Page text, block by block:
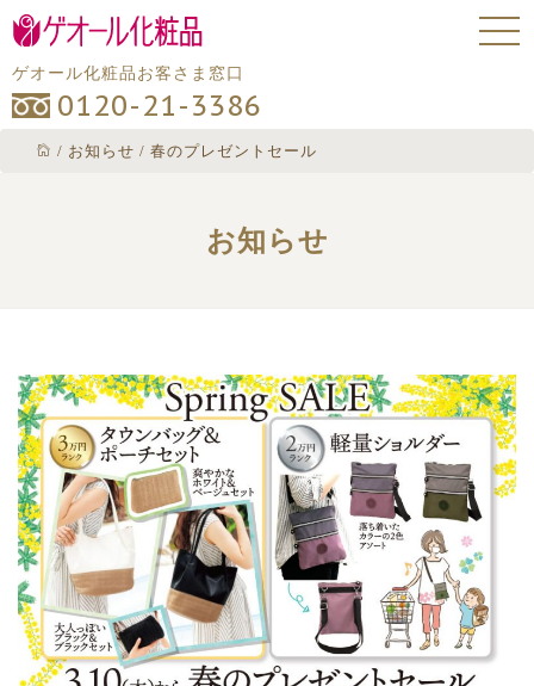
ゲオール化粧品お客さま窓口
0120-21-3386
/ お知らせ / 春のプレゼントセール
お知らせ